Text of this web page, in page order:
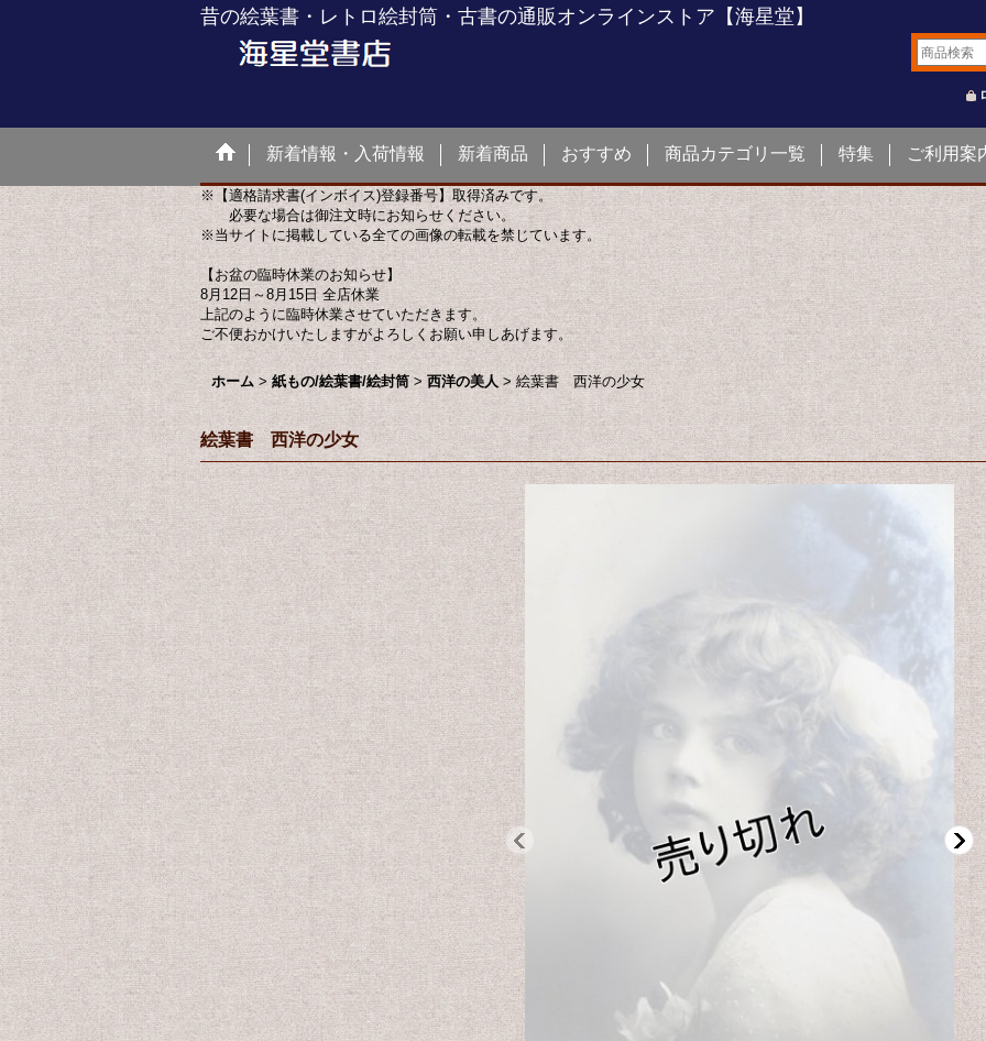
昔の絵葉書・レトロ絵封筒・古書の通販オンラインストア【海星堂】
新着情報・入荷情報 新着商品 おすすめ 商品カテゴリ一覧 特集 ご利用案
※【適格請求書(インボイス)登録番号】取得済みです。
必要な場合は御注文時にお知らせください。
※当サイトに掲載している全ての画像の転載を禁じています。
【お盆の臨時休業のお知らせ】
8月12日～8月15日 全店休業
上記のように臨時休業させていただきます。
ご不便おかけいたしますがよろしくお願い申しあげます。
ホーム > 紙もの/絵葉書/絵封筒 > 西洋の美人 > 絵葉書 西洋の少女
絵葉書 西洋の少女